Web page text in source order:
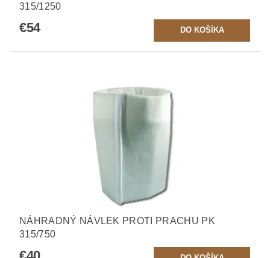
315/1250
€54
NÁHRADNÝ NÁVLEK PROTI PRACHU PK
315/750